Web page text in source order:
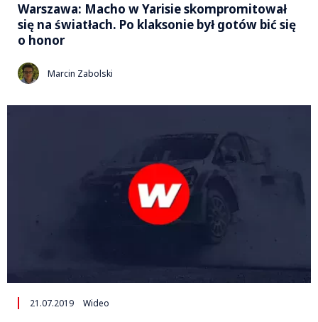
Warszawa: Macho w Yarisie skompromitował
się na światłach. Po klaksonie był gotów bić się
o honor
Marcin Zabolski
21.07.2019 Wideo